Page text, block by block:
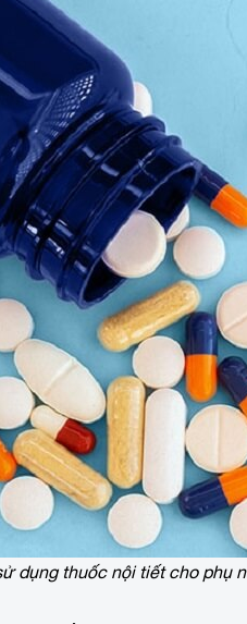
dụng thuốc nội tiết cho phụ